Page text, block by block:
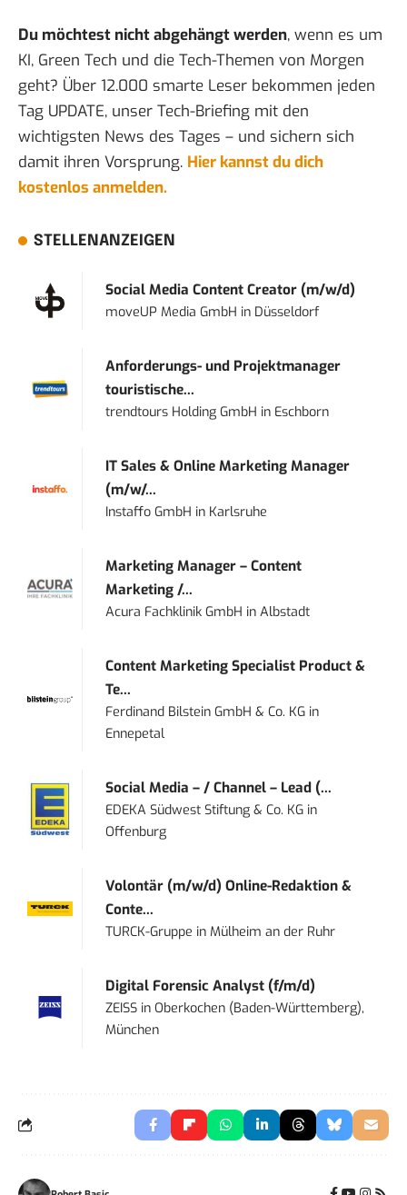
Du möchtest nicht abgehängt werden, wenn es um
KI, Green Tech und die Tech-Themen von Morgen
geht? Über 12.000 smarte Leser bekommen jeden
Tag UPDATE, unser Tech-Briefing mit den
wichtigsten News des Tages – und sichern sich
damit ihren Vorsprung. Hier kannst du dich
kostenlos anmelden.
STELLENANZEIGEN
Social Media Content Creator (m/w/d)
moveUP Media GmbH in Düsseldorf
Anforderungs- und Projektmanager
touristische...
trendtours Holding GmbH in Eschborn
IT Sales & Online Marketing Manager
(m/w/...
Instaffo GmbH in Karlsruhe
Marketing Manager – Content
Marketing /...
Acura Fachklinik GmbH inAlbstadt
Content Marketing Specialist Product &
Te...
Ferdinand Bilstein GmbH & Co. KG in
Ennepetal
Social Media – / Channel – Lead (...
EDEKA Südwest Stiftung & Co. KG in
Offenburg
Volontär (m/w/d) Online-Redaktion &
Conte...
TURCK-Gruppe inMülheim an der Ruhr
Digital Forensic Analyst (f/m/d)
ZEISS inOberkochen (Baden-Württemberg),
München